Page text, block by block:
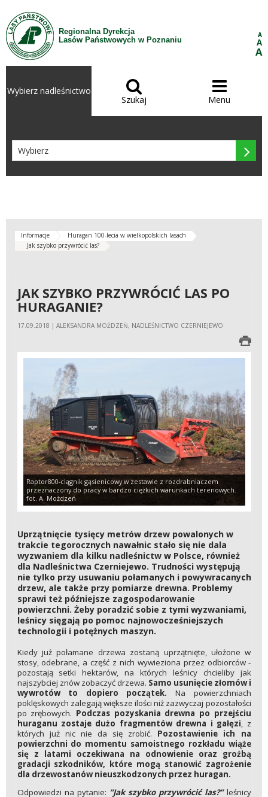
Przejdź do treści
Regionalna Dyrekcja
Lasów Państwowych w Poznaniu
A
A
A
Wybierz nadleśnictwo 
Szukaj

Menu

Informacje
Huragan 100-lecia w wielkopolskich lasach
Jak szybko przywrócić las?
JAK SZYBKO PRZYWRÓCIĆ LAS PO
HURAGANIE?
17.09.2018 | ALEKSANDRA MOŻDZEŃ, NADLEŚNICTWO CZERNIEJEWO
Raptor800-ciągnik gąsienicowy w zestawie z rozdrabniaczem
przeznaczony do pracy w bardzo ciężkich warunkach terenowych.
fot. A. Możdzeń
Uprzątnięcie tysięcy metrów drzew powalonych w
trakcie tegorocznych nawałnic stało się nie dala
wyzwaniem dla kilku nadleśnictw w Polsce, również
dla Nadleśnictwa Czerniejewo. Trudności występują
nie tylko przy usuwaniu połamanych i powywracanych
drzew, ale także przy pomiarze drewna. Problemy
sprawi też późniejsze zagospodarowanie
powierzchni. Żeby poradzić sobie z tymi wyzwaniami,
leśnicy sięgają po pomoc najnowocześniejszych
technologii i potężnych maszyn.
Kiedy już połamane drzewa zostaną uprzątnięte, ułożone w
stosy, odebrane, a część z nich wywieziona przez odbiorców -
pozostają setki hektarów, na których leśnicy chcieliby jak
najszybciej znów zobaczyć drzewa. Samo usunięcie złomów i
wywrotów to dopiero początek. Na powierzchniach
poklęskowych zalegają większe ilości niż zazwyczaj pozostałości
po zrębowych. Podczas pozyskania drewna po przejściu
huraganu zostaje dużo fragmentów drewna i gałęzi, z
których już nic nie da się zrobić. Pozostawienie ich na
powierzchni do momentu samoistnego rozkładu wiąże
się z latami oczekiwana na odnowienie oraz groźbą
gradacji szkodników, które mogą stanowić zagrożenie
dla drzewostanów nieuszkodzonych przez huragan.
Odpowiedzi na pytanie: ”Jak szybko przywrócić las?”leśnicy